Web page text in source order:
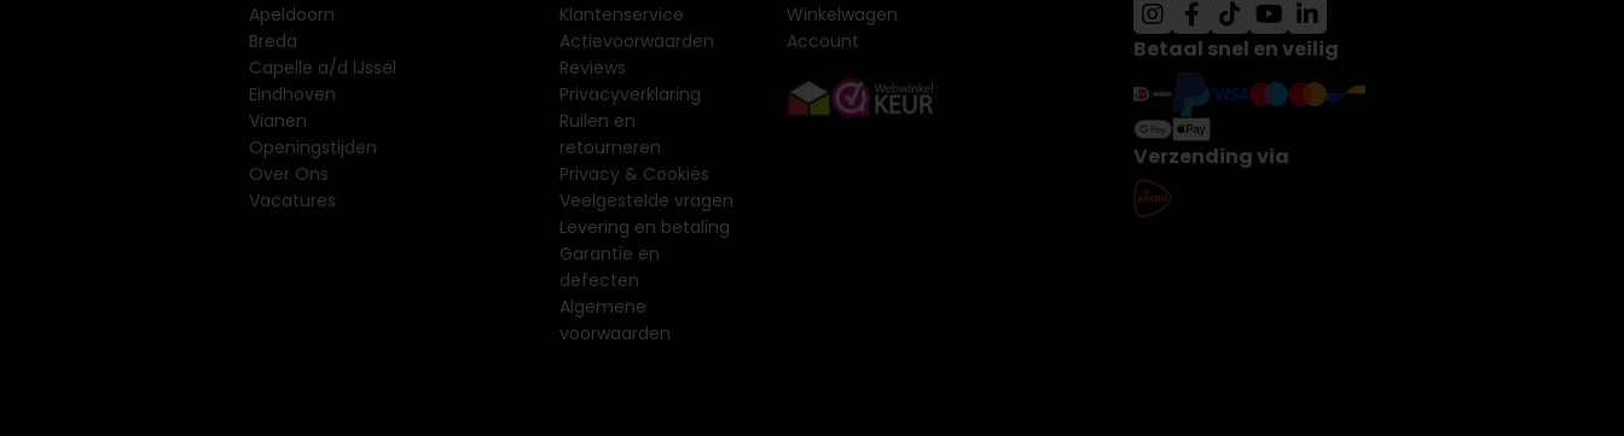
Apeldoorn
Breda
Capelle a/d IJssel
Eindhoven
Vianen
Openingstijden
Over Ons
Vacatures
Klantenservice
Actievoorwaarden
Reviews
Privacyverklaring
Ruilen en
retourneren
Privacy & Cookies
Veelgestelde vragen
Levering en betaling
Garantie en
defecten
Algemene
voorwaarden
Winkelwagen
Account
Betaal snel en veilig
Verzending via